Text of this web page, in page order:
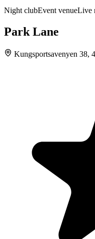
Night clubEvent venueLive
Park Lane
Kungsportsavenyen 38,